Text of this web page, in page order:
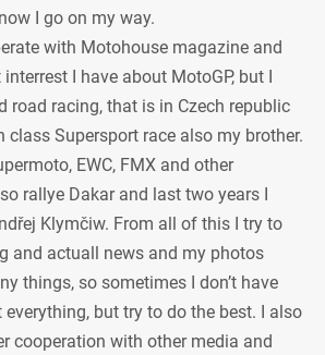
I go on my way.
with Motohouse magazine and
interrest I have about MotoGP, but I
road racing, that is in Czech republic
class Supersport race also my brother.
EWC, FMX and other
rallye Dakar and last two years I
Klymčiw. From all of this I try to
and actuall news and my photos
things, so sometimes I don’t have
but try to do the best. I also
cooperation with other media and